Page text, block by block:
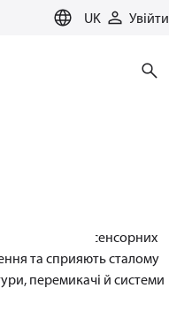
UK Увійти
передових сенсорних
та сприяють сталому
перемикачі й системи